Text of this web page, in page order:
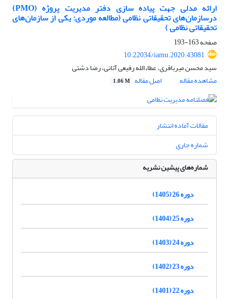
ارائه مدلی جهت پیاده سازی دفتر مدیریت پروژه (PMO)
درسازمان‌های تحقیقاتی نظامی (مطالعه موردی: یکی از سازمان‌های
تحقیقاتی نظامی )
صفحه163-193
10.22034/iamu.2020.43081
سید محسن میرباقری، عطاءالله رفیعی آتانی، رضا دشتی
مشاهده مقاله
اصل مقاله 1.06 M
مقالات آماده انتشار
شماره جاری
شماره‌های پیشین نشریه
دوره 26 (1405)
دوره 25 (1404)
دوره 24 (1403)
دوره 23 (1402)
دوره 22 (1401)